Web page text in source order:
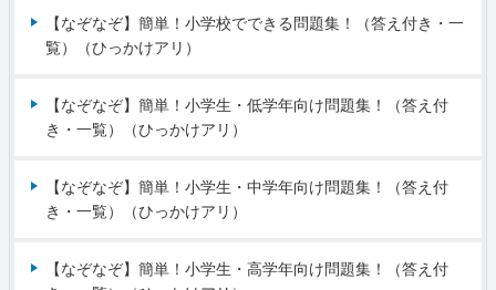
【なぞなぞ】簡単！小学校でできる問題集！（答え付き・一
覧）（ひっかけアリ）
【なぞなぞ】簡単！小学生・低学年向け問題集！（答え付
き・一覧）（ひっかけアリ）
【なぞなぞ】簡単！小学生・中学年向け問題集！（答え付
き・一覧）（ひっかけアリ）
【なぞなぞ】簡単！小学生・高学年向け問題集！（答え付